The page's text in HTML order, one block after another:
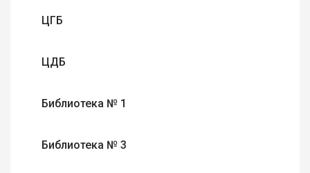
ЦГБ
ЦДБ
Библиотека № 1
Библиотека № 3